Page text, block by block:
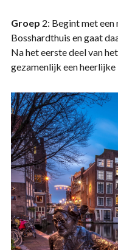
Groep 2: Begint met
Bosshardthuis en gaat
Na het eerste deel van
gezamenlijk een